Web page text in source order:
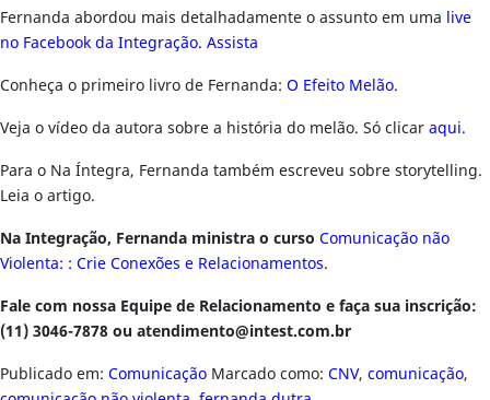
Fernanda abordou mais detalhadamente o assunto em uma live
no Facebook da Integração. Assista
Conheça o primeiro livro de Fernanda: O Efeito Melão.
Veja o vídeo da autora sobre a história do melão. Só clicaraqui.
Para o Na Íntegra, Fernanda também escreveu sobre storytelling.
Leia o artigo.
Na Integração, Fernanda ministra o curso Comunicação não
Violenta: : Crie Conexões e Relacionamentos.
Fale com nossa Equipe de Relacionamento e faça sua inscrição:
(11) 3046-7878 ouatendimento@intest.com.br
Publicado em: Comunicação Marcado como: CNV, comunicação,